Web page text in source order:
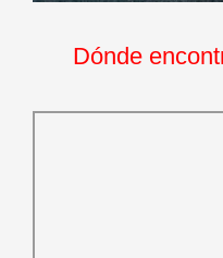
Dónde